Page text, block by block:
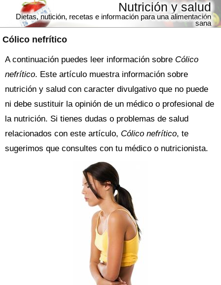
Cólico nefrítico
Nutrición y salud
Dietas, nutición, recetas e información para una alimentación
sana
A continuación puedes leer información sobre Cólico
nefrítico. Este artículo muestra información sobre
nutrición y salud con caracter divulgativo que no puede
ni debe sustituir la opinión de un médico o profesional de
la nutrición. Si tienes dudas o problemas de salud
relacionados con este artículo, Cólico nefrítico, te
sugerimos que consultes con tu médico o nutricionista.